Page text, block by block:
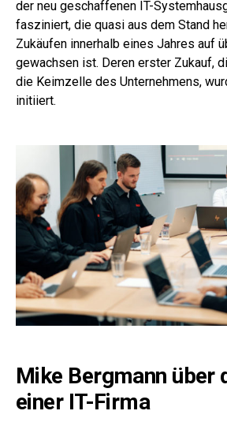
der neu geschaffenen IT-
fasziniert, die quasi aus dem Stand
Zukäufen innerhalb eines Jahres auf
gewachsen ist. Deren erster Zukauf,
die Keimzelle des Unternehmens,
initiiert.
Mike Bergmann über
einer IT-Firma